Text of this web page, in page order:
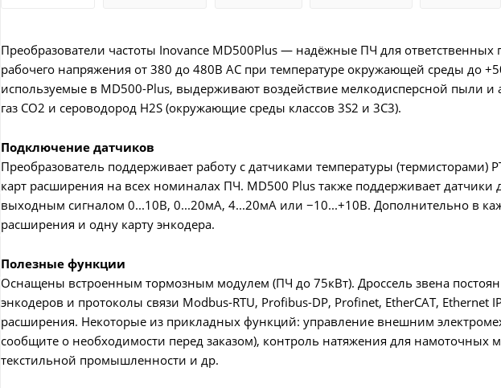
Преобразователи частоты Inovance MD500Plus — надёжные ПЧ для
рабочего напряжения от 380 до 480В AC при температуре окружающей среды до
используемые в MD500-Plus, выдерживают воздействие мелкодисперсной пыли и
газ CO2 и сероводород H2S (окружающие среды классов 3S2 и 3C3).
Подключение датчиков
Преобразователь поддерживает работу с датчиками температуры (термисторами)
карт расширения на всех номиналах ПЧ. MD500 Plus также поддерживает
выходным сигналом 0...10В, 0...20мА, 4...20мА или −10...+10В. Дополнительно в
расширения и одну карту энкодера.
Полезные функции
Оснащены встроенным тормозным модулем (ПЧ до 75кВт). Дроссель звена
энкодеров и протоколы связи Modbus-RTU, Profibus-DP, Profinet, EtherCAT, Ethernet
расширения. Некоторые из прикладных функций: управление внешним
сообщите о необходимости перед заказом), контроль натяжения для намоточных
текстильной промышленности и др.